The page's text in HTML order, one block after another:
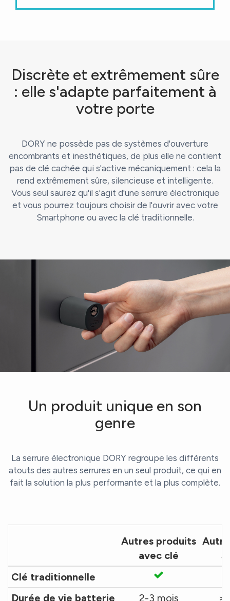
Discrète et extrêmement sûre
: elle s'adapte parfaitement à
votre porte
DORY ne possède pas de systèmes d'ouverture
encombrants et inesthétiques, de plus elle ne contient
pas de clé cachée qui s'active mécaniquement : cela la
rend extrêmement sûre, silencieuse et intelligente.
Vous seul saurez qu'il s'agit d'une serrure électronique
et vous pourrez toujours choisir de l'ouvrir avec votre
Smartphone ou avec la clé traditionnelle.
Un produit unique en son
genre
La serrure électronique DORY regroupe les différents
atouts des autres serrures en un seul produit, ce qui en
fait la solution la plus performante et la plus complète.
Autres produits
avec clé
Clé traditionnelle
Durée de vie batterie
2-3 mois
>